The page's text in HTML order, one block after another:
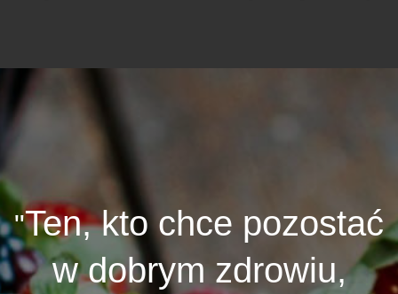
Ten, kto chce pozostać
w dobrym zdrowiu,